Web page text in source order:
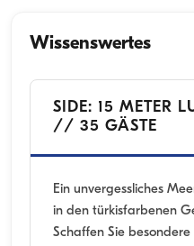
Wissenswertes
SIDE: 15 METER
// 35 GÄSTE
Ein unvergessliches
in den türkisfarbenen
Schaffen Sie